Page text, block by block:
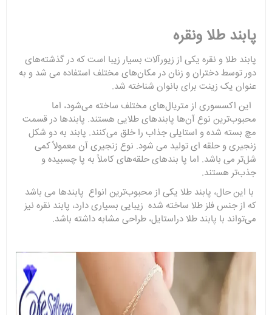
پابند طلا ونقره
پابند طلا و نقره یکی از زیورآلات بسیار زیبا است که در گذشته‌های
دور توسط دختران و زنان در مکان‌های مختلف استفاده می شد و به
عنوان یک زینت برای بانوان شناخته شد.
این اکسسوری از متریال‌های مختلف ساخته می‌شود، اما
محبوب‌ترین نوع آن‌ها پابندهای طلایی هستند. پابندها در قسمت
مچ بسته شده و استایلی جذاب را خلق می‌کنند. پابند به دو شکل
زنجیری و حلقه ای تولید می شود. نوع زنجیری آن معمولاً کمی
شل‌تر می‌ باشد. اما پا بندهای حلقه‌های کاملاً به پا چسبیده و
جذب‌تر هستند.
با این حال، پابند طلا یکی از محبوب‌ترین انواع پابندها می باشد
که از جنس فلز طلا ساخته شده زیبایی بسیاری دارد، پابند نقره نیز
می‌تواند با پابند طلا دراستایل، طراحی مشابه داشته باشد.